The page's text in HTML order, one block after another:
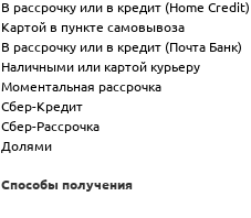
В рассрочку или в кредит (Home Credit)
Картой в пункте самовывоза
В рассрочку или в кредит (Почта Банк)
Наличными или картой курьеру
Моментальная рассрочка
Сбер-Кредит
Сбер-Рассрочка
Долями
Способы получения